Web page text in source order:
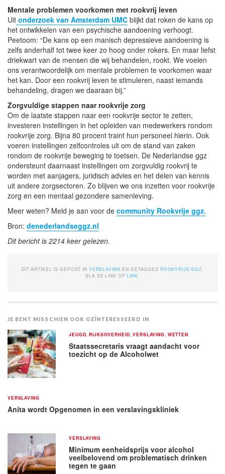
Mentale problemen voorkomen met rookvrij leven
Uit onderzoek van Amsterdam UMC blijkt dat roken de kans op
het ontwikkelen van een psychische aandoening verhoogt.
Peetoom: “De kans op een manisch depressieve aandoening is
zelfs anderhalf tot twee keer zo hoog onder rokers. En maar liefst
driekwart van de mensen die wij behandelen, rookt. We voelen
ons verantwoordelijk om mentale problemen te voorkomen waar
het kan. Door een rookvrij leven te stimuleren, naast iemands
behandeling, dragen we daaraan bij.”
Zorgvuldige stappen naar rookvrije zorg
Om de laatste stappen naar een rookvrije sector te zetten,
investeren instellingen in het opleiden van medewerkers rondom
rookvrije zorg. Bijna 80 procent traint hun personeel hierin. Ook
voeren instellingen zelfcontroles uit om de stand van zaken
rondom de rookvrije beweging te toetsen. De Nederlandse ggz
ondersteunt daarnaast instellingen om zorgvuldig rookvrij te
worden met aanjagers, juridisch advies en het delen van kennis
uit andere zorgsectoren. Zo blijven we ons inzetten voor rookvrije
zorg en een mentaal gezondere samenleving.
Meer weten? Meld je aan voor de community Rookvrije ggz.
Bron: denederlandseggz.nl
Dit bericht is 2214 keer gelezen.
DIT ARTIKEL IS GEPOST IN VERSLAVING EN GETAGGED ROOKVRIJE GGZ
SLA DE LINK OPLINK
JE BENT MISSCHIEN OOK GEÏNTERESSEERD IN
JEUGD ,RIJKSOVERHEID ,VERSLAVING WETTEN
Staatssecretaris vraagt aandacht voor
toezicht op de Alcoholwet
VERSLAVING
Anita wordt Opgenomen in een verslavingskliniek
VERSLAVING
Minimum eenheidsprijs voor alcohol
veelbelovend om problematisch drinken
tegen te gaan